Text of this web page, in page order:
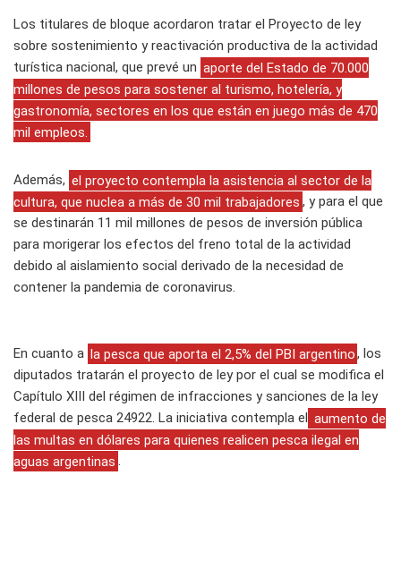
Los titulares de bloque acordaron tratar el Proyecto de ley
sobre sostenimiento y reactivación productiva de la actividad
turística nacional, que prevé un aporte del Estado de 70.000
millones de pesos para sostener al turismo, hotelería, y
gastronomía, sectores en los que están en juego más de 470
mil empleos.
Además, el proyecto contempla la asistencia al sector de la
cultura, que nuclea a más de 30 mil trabajadores , y para el que
se destinarán 11 mil millones de pesos de inversión pública
para morigerar los efectos del freno total de la actividad
debido al aislamiento social derivado de la necesidad de
contener la pandemia de coronavirus.
En cuanto a la pesca que aporta el 2,5% del PBI argentino, los
diputados tratarán el proyecto de ley por el cual se modifica el
Capítulo XIII del régimen de infracciones y sanciones de la ley
federal de pesca 24922. La iniciativa contempla el aumento de
las multas en dólares para quienes realicen pesca ilegal en
aguas argentinas .